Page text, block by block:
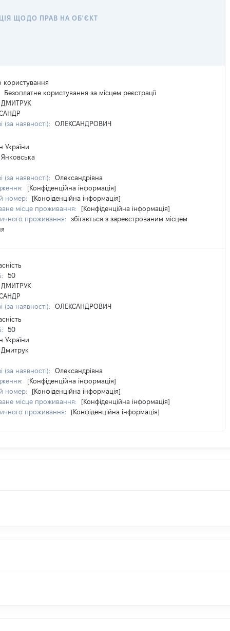
ЩОДО ПРАВ НА ОБ'ЄКТ
користування
Безоплатне користування за місцем реєстрації
ДМИТРУК
(за наявності):
ОЛЕКСАНДРОВИЧ
України
Янковська
(за наявності):
Олександрівна
[Конфіденційна інформація]
номер:
[Конфіденційна інформація]
місце проживання:
[Конфіденційна інформація]
проживання:
збігається з зареєстрованим місцем
50
ДМИТРУК
(за наявності):
ОЛЕКСАНДРОВИЧ
50
України
Дмитрук
(за наявності):
Олександрівна
[Конфіденційна інформація]
номер:
[Конфіденційна інформація]
місце проживання:
[Конфіденційна інформація]
проживання:
[Конфіденційна інформація]